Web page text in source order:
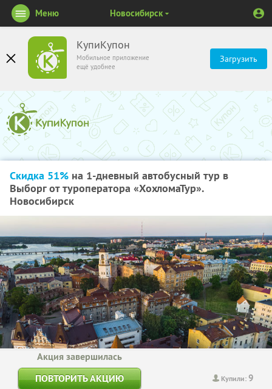
КупиКупон
Мобильное приложение
ещё удобнее
Загрузить
Меню Новосибирск
Скидка 51% на 1-дневный автобусный тур в
Выборг от туроператора «ХохломаТур».
Новосибирск
Купили:9
Акция завершилась
ПОВТОРИТЬ АКЦИЮ